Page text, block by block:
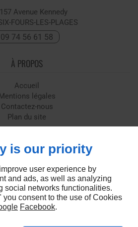
Avenue Kennedy
FOURS-LES-PLAGES
09 74 56 61 58
À PROPOS
Accueil
Mentions légales
Contactez-nous
Plan du site
SUIVEZ-NOUS
is our priority
user experience by
and ads, as well as analyzing
social networks functionalities.
you consent to the use of Cookies
Facebook.